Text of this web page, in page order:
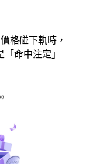
格碰下軌時，
命中注定」